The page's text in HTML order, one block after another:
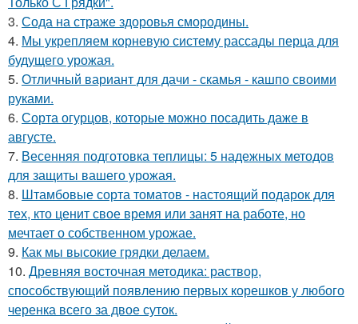
3. Сода на страже здоровья смородины.
4. Мы укрепляем корневую систему рассады перца для
будущего урожая.
5. Отличный вариант для дачи - скамья - кашпо своими
руками.
6. Сорта огурцов, которые можно посадить даже в
августе.
7. Весенняя подготовка теплицы: 5 надежных методов
для защиты вашего урожая.
8. Штамбовые сорта томатов - настоящий подарок для
тех, кто ценит свое время или занят на работе, но
мечтает о собственном урожае.
9. Как мы высокие грядки делаем.
10. Древняя восточная методика: раствор,
способствующий появлению первых корешков у любого
черенка всего за двое суток.